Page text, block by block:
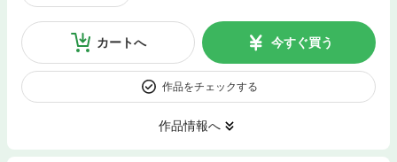
カートへ 今すぐ買う
作品をチェックする
作品情報へ